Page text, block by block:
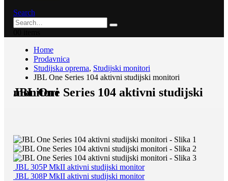
Search
Home
Prodavnica
Studijska oprema, Studijski monitori
JBL One Series 104 aktivni studijski monitori
JBL One Series 104 aktivni studijski monitori
JBL 305P MkII aktivni studijski monitor
JBL 308P MkII aktivni studijski monitor